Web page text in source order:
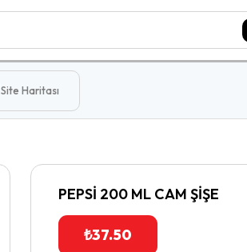
Site Haritası
PEPSİ 200 ML CAM ŞİŞE
₺37.50